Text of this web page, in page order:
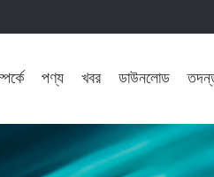
পণ্য খবর ডাউনলোড